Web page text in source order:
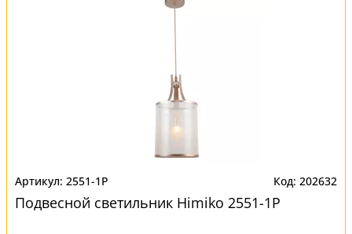
2551-1P 202632
Подвесной светильник Himiko 2551-1P